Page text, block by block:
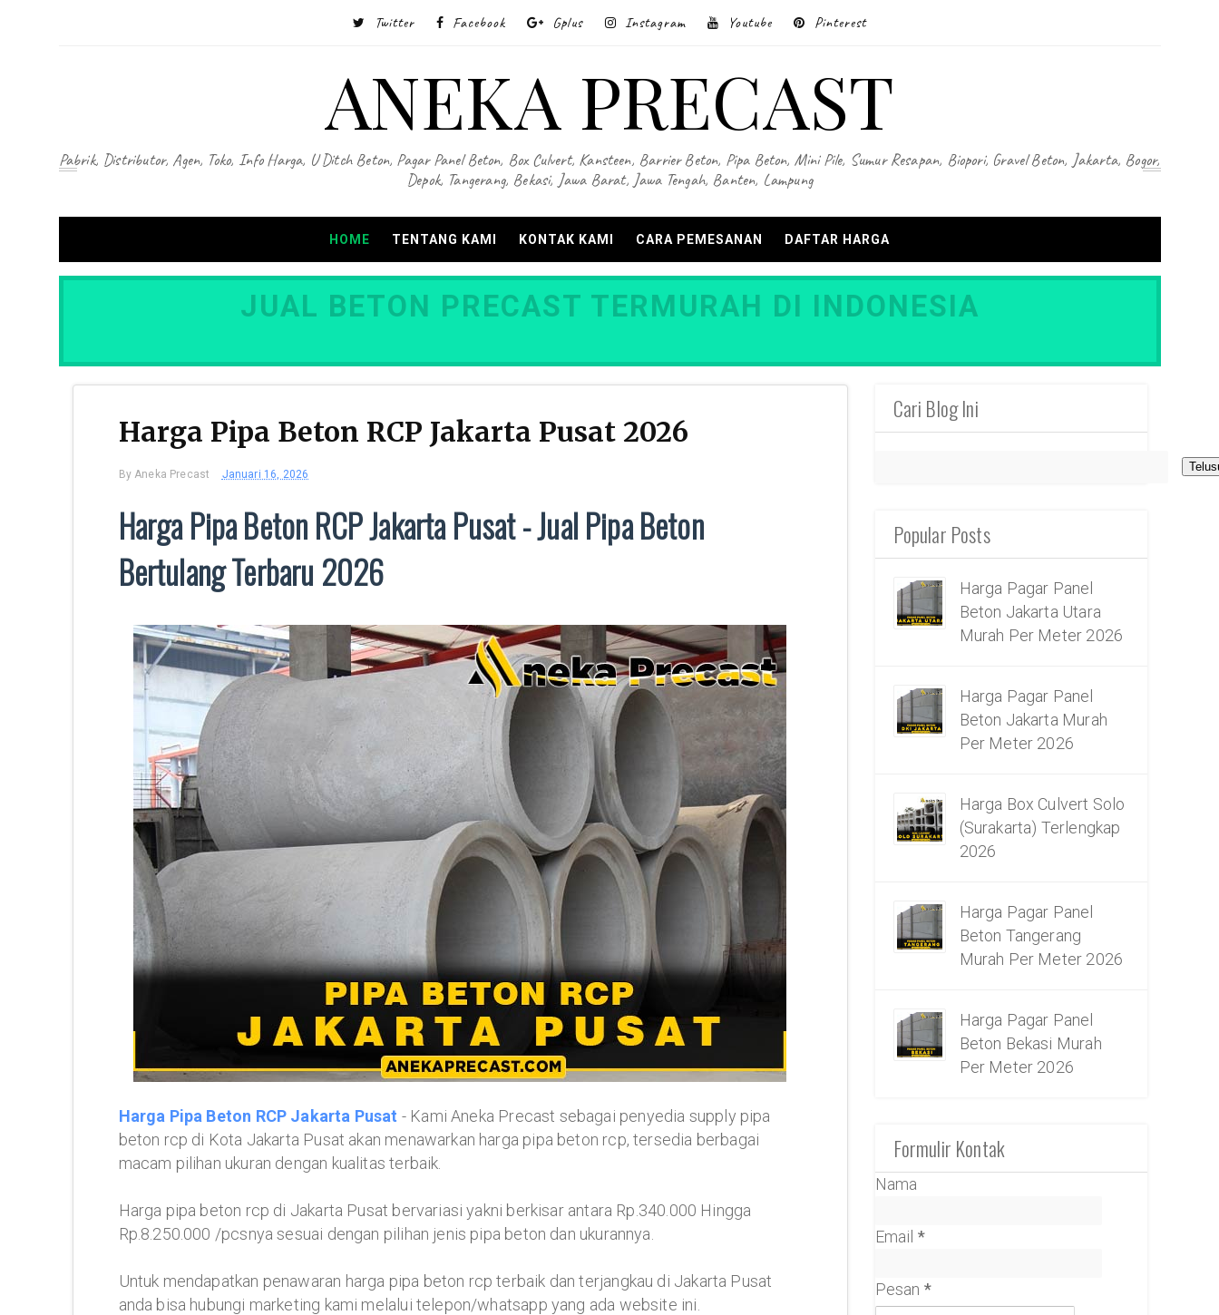
Twitter Facebook Gplus Instagram Youtube Pinterest
ANEKA PRECAST
Pabrik, Distributor, Agen, Toko, Info Harga, U Ditch Beton, Pagar Panel Beton, Box Culvert, Kansteen, Barrier Beton, Pipa Beton, Mini Pile, Sumur Resapan, Biopori, Gravel Beton, Jakarta, Bogor,
Depok, Tangerang, Bekasi, Jawa Barat, Jawa Tengah, Banten, Lampung
HOME TENTANG KAMI KONTAK KAMI CARA PEMESANAN DAFTAR HARGA
JUAL BETON PRECAST TERMURAH DI INDONESIA
Harga Pipa Beton RCP Jakarta Pusat 2026
By Aneka Precast Januari 16, 2026
Harga Pipa Beton RCP Jakarta Pusat - Jual Pipa Beton
Bertulang Terbaru 2026
Harga Pipa Beton RCP Jakarta Pusat - Kami Aneka Precast sebagai penyedia supply pipa
beton rcp di Kota Jakarta Pusat akan menawarkan harga pipa beton rcp, tersedia berbagai
macam pilihan ukuran dengan kualitas terbaik.
Harga pipa beton rcp di Jakarta Pusat bervariasi yakni berkisar antara Rp.340.000 Hingga
Rp.8.250.000 /pcsnya sesuai dengan pilihan jenis pipa beton dan ukurannya.
Untuk mendapatkan penawaran harga pipa beton rcp terbaik dan terjangkau di Jakarta Pusat
anda bisa hubungi marketing kami melalui telepon/whatsapp yang ada website ini.
Cari Blog Ini
Popular Posts
Harga Pagar Panel
Beton Jakarta Utara
Murah Per Meter 2026
Harga Pagar Panel
Beton Jakarta Murah
Per Meter 2026
Harga Box Culvert Solo
(Surakarta) Terlengkap
2026
Harga Pagar Panel
Beton Tangerang
Murah Per Meter 2026
Harga Pagar Panel
Beton Bekasi Murah
Per Meter 2026
Formulir Kontak
Nama
Email *
Pesan *